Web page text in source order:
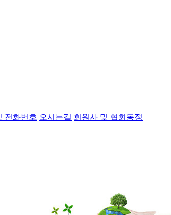
전화번호 오시는길 회원사 및 협회동정